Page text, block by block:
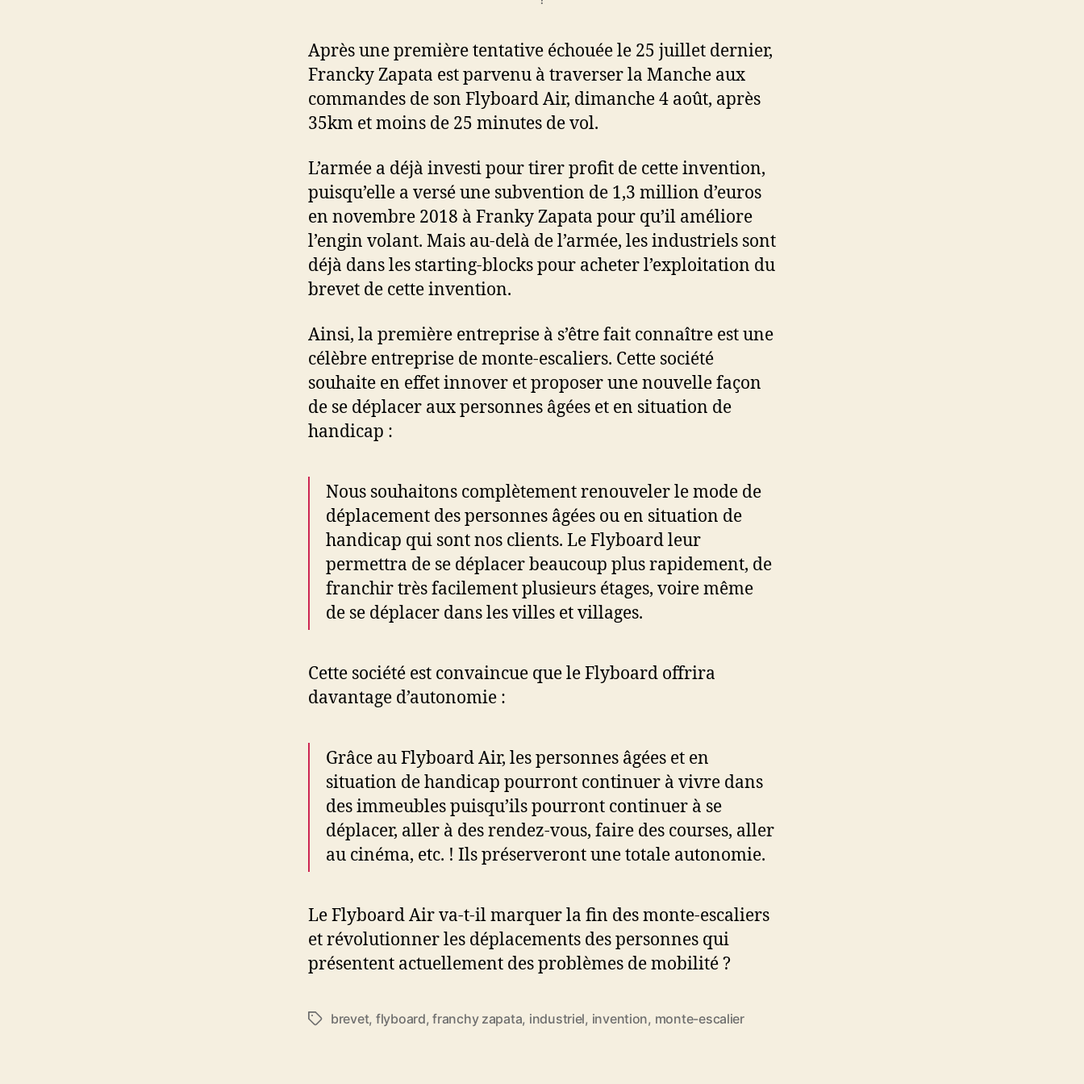
Après une première tentative échouée le 25 juillet dernier,
Francky Zapata est parvenu à traverser la Manche aux
commandes de son Flyboard Air, dimanche 4 août, après
35km et moins de 25 minutes de vol.
L’armée a déjà investi pour tirer profit de cette invention,
puisqu’elle a versé une subvention de 1,3 million d’euros
en novembre 2018 à Franky Zapata pour qu’il améliore
l’engin volant. Mais au-delà de l’armée, les industriels sont
déjà dans les starting-blocks pour acheter l’exploitation du
brevet de cette invention.
Ainsi, la première entreprise à s’être fait connaître est une
célèbre entreprise de monte-escaliers. Cette société
souhaite en effet innover et proposer une nouvelle façon
de se déplacer aux personnes âgées et en situation de
handicap :
Nous souhaitons complètement renouveler le mode de
déplacement des personnes âgées ou en situation de
handicap qui sont nos clients. Le Flyboard leur
permettra de se déplacer beaucoup plus rapidement, de
franchir très facilement plusieurs étages, voire même
de se déplacer dans les villes et villages.
Cette société est convaincue que le Flyboard offrira
davantage d’autonomie :
Grâce au Flyboard Air, les personnes âgées et en
situation de handicap pourront continuer à vivre dans
des immeubles puisqu’ils pourront continuer à se
déplacer, aller à des rendez-vous, faire des courses, aller
au cinéma, etc. ! Ils préserveront une totale autonomie.
Le Flyboard Air va-t-il marquer la fin des monte-escaliers
et révolutionner les déplacements des personnes qui
présentent actuellement des problèmes de mobilité ?
Étiquettes
brevet, flyboard,franchy zapata, industriel, invention, monte-escalier